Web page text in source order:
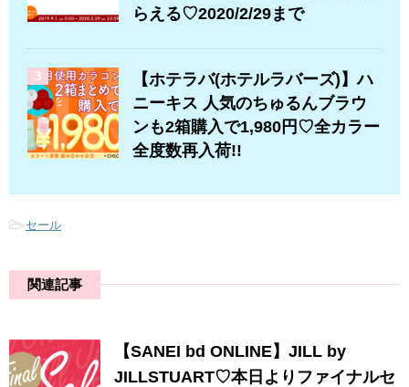
らえる♡2020/2/29まで
3
【ホテラバ(ホテルラバーズ)】ハ
ニーキス 人気のちゅるんブラウ
ンも2箱購入で1,980円♡全カラー
全度数再入荷!!
-セール
関連記事
【SANEI bd ONLINE】JILL by
JILLSTUART♡本日よりファイナルセ